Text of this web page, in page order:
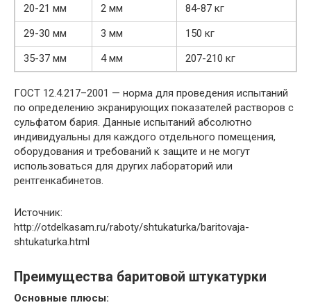
20-21 мм
2 мм
84-87 кг
29-30 мм
3 мм
150 кг
35-37 мм
4 мм 207-210 кг
ГОСТ 12.4.217–2001 — норма для проведения испытаний
по определению экранирующих показателей растворов с
сульфатом бария. Данные испытаний абсолютно
индивидуальны для каждого отдельного помещения,
оборудования и требований к защите и не могут
использоваться для других лабораторий или
рентгенкабинетов.
Источник:
http://otdelkasam.ru/raboty/shtukaturka/baritovaja-
shtukaturka.html
Преимущества баритовой штукатурки
Основные плюсы: